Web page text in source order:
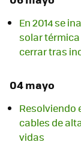
En 2014 se
solar térmica
cerrar tras
04 mayo
Resolviendo
cables de
vidas